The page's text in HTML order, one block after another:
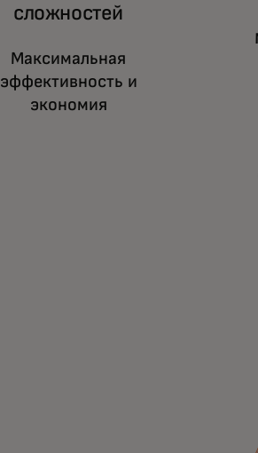
сложностей
Максимальная
эффективность и
экономия